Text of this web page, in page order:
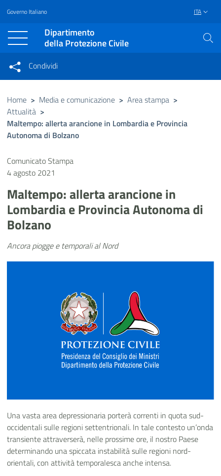
Vai al contenuto principale
Raggiungi il piè di pagina
Governo Italiano ITA
Dipartimento
della Protezione Civile
Condividi su Facebook
Condividi su Twitter
Condividi
Condividi sui social network
Home > Media e comunicazione > Area stampa >
Attualità >
Maltempo: allerta arancione in Lombardia e Provincia
Autonoma di Bolzano
Comunicato Stampa
4 agosto 2021
Maltempo: allerta arancione in
Lombardia e Provincia Autonoma di
Bolzano
Ancora piogge e temporali al Nord
Una vasta area depressionaria porterà correnti in quota sud-
occidentali sulle regioni settentrionali. In tale contesto un’onda
transiente attraverserà, nelle prossime ore, il nostro Paese
determinando una spiccata instabilità sulle regioni nord-
orientali, con attività temporalesca anche intensa.